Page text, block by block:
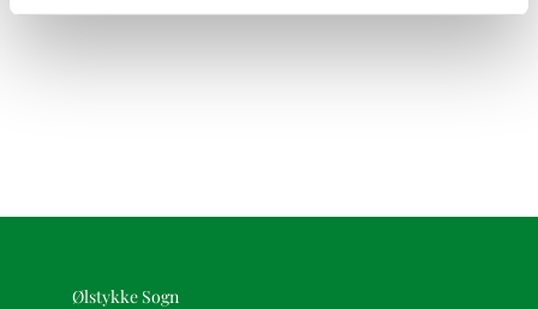
Ølstykke Sogn